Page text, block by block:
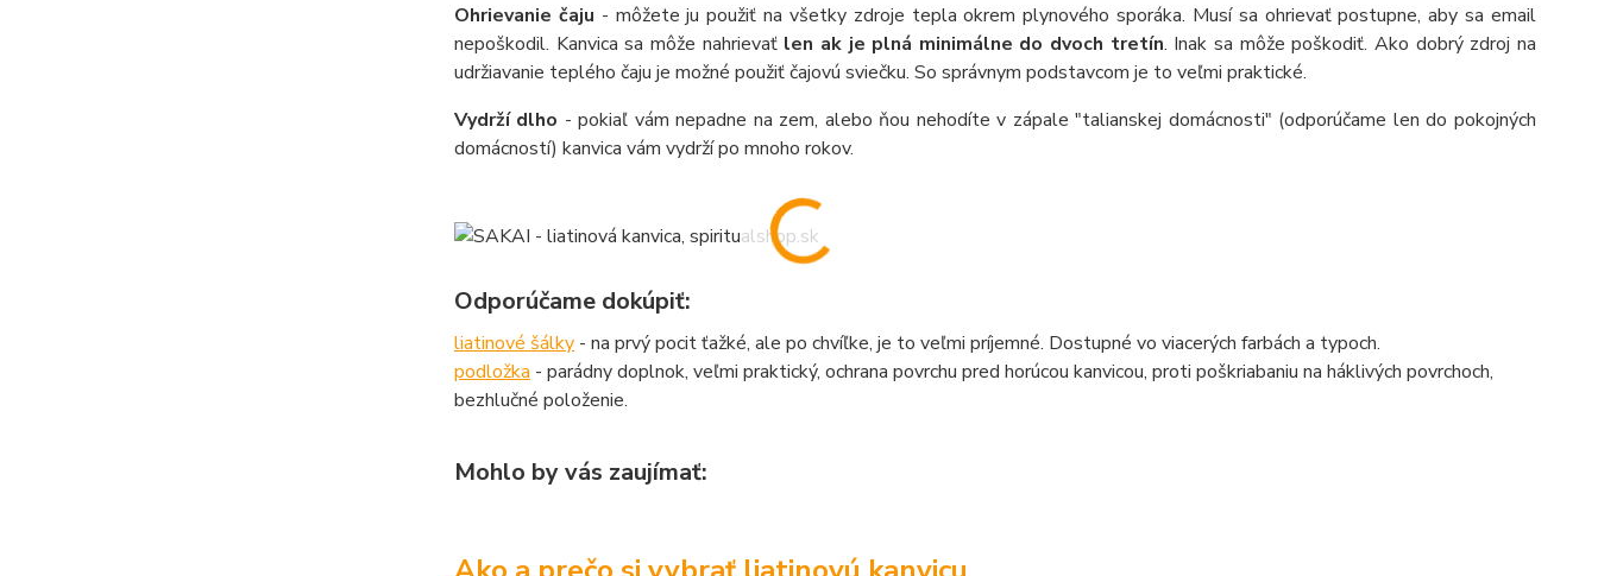
Ohrievanie čaju - môžete ju použiť na všetky zdroje tepla okrem plynového sporáka. Musí sa ohrievať postupne, aby sa email
nepoškodil. Kanvica sa môže nahrievaťlen ak je plná minimálne do dvoch tretín. Inak sa môže poškodiť. Ako dobrý zdroj na
udržiavanie teplého čaju je možné použiť čajovú sviečku. So správnym podstavcom je to veľmi praktické.
Vydrží dlho - pokiaľ vám nepadne na zem, alebo ňou nehodíte v zápale "talianskej domácnosti" (odporúčame len do pokojných
domácností) kanvica vám vydrží po mnoho rokov.
Odporúčame dokúpiť:
liatinové šálky- na prvý pocit ťažké, ale po chvíľke, je to veľmi príjemné. Dostupné vo viacerých farbách a typoch.
podložka - parádny doplnok, veľmi praktický, ochrana povrchu pred horúcou kanvicou, proti poškriabaniu na háklivých povrchoch,
bezhlučné položenie.
Mohlo by vás zaujímať: